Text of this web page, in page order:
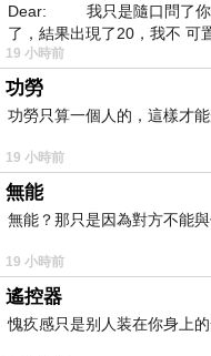
Dear: 我只是隨口問了你
了，結果出現了20，我不 可
19 小時前
功勞
功勞只算一個人的，這樣才
19 小時前
無能
無能？那只是因為對方不能與
19 小時前
遙控器
愧疚感只是别人装在你身上的